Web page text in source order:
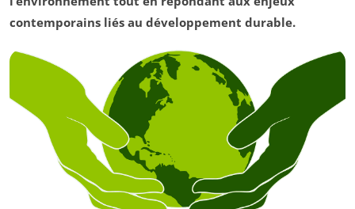
contemporains liés au développement durable.